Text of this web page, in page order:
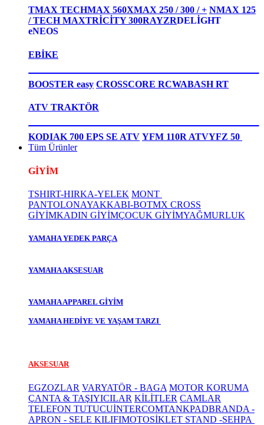
TMAX TECHMAX 560XMAX 250 / 300 / + NMAX 125
/ TECH MAXTRİCİTY 300RAYZRDELİGHT
eNEOS
EBİKE
BOOSTER easy CROSSCORE RCWABASH RT
ATV TRAKTÖR
KODIAK 700 EPS SE ATV YFM 110R ATVYFZ 50
Tüm Ürünler
GİYİM
TSHIRT-HIRKA-YELEK MONT
PANTOLONAYAKKABI-BOTMX CROSS
GİYİMKADIN GİYİMÇOCUK GİYİMYAĞMURLUK
YAMAHA YEDEK PARÇA
YAMAHA AKSESUAR
YAMAHA APPAREL GİYİM
YAMAHA HEDİYE VE YAŞAM TARZI
AKSESUAR
EGZOZLAR VARYATÖR - BAGA MOTOR KORUMA
ÇANTA & TAŞIYICILAR KİLİTLER CAMLAR
TELEFON TUTUCUİNTERCOMTANKPADBRANDA -
APRON - SELE KILIFIMOTOSİKLET STAND -SEHPA